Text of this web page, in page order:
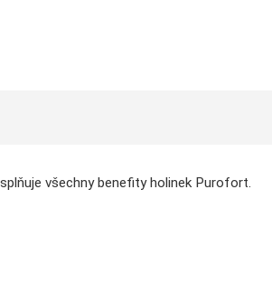
všechny benefity holinek Purofort.